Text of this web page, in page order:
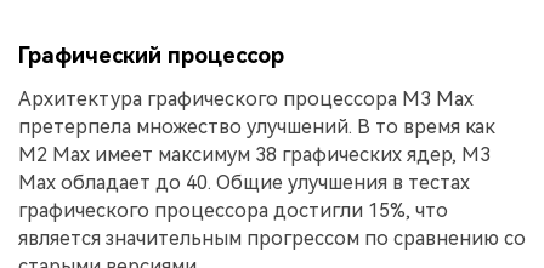
Графический процессор
Архитектура графического процессора M3 Max
претерпела множество улучшений. В то время как
M2 Max имеет максимум 38 графических ядер, M3
Max обладает до 40. Общие улучшения в тестах
графического процессора достигли 15%, что
является значительным прогрессом по сравнению со